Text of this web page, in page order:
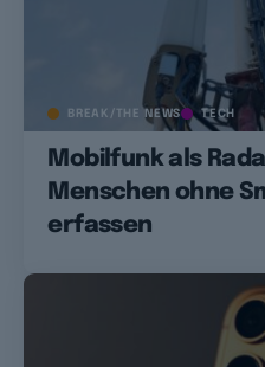
BREAK/THE NEWS TECH
Mobilfunk als
Menschen ohne
erfassen